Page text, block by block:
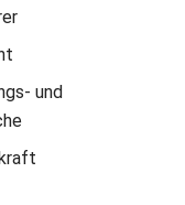
und